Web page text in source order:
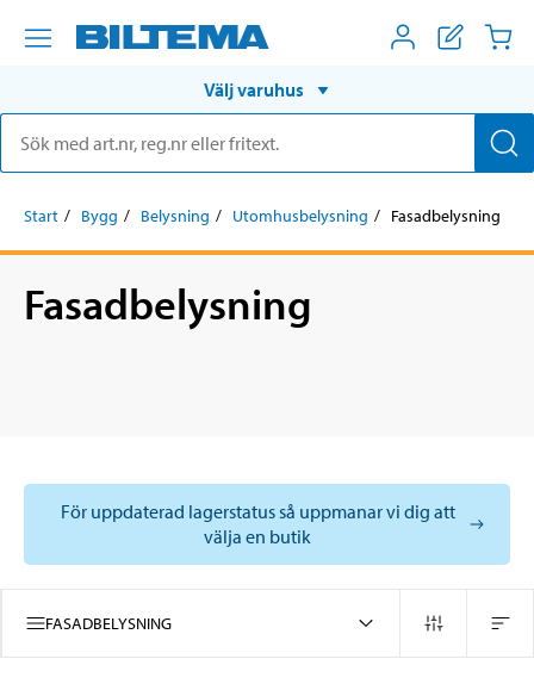
Välj varuhus
Start Bygg Belysning Utomhusbelysning Fasadbelysning
Fasadbelysning
För uppdaterad lagerstatus så uppmanar vi dig att
välja en butik
FASADBELYSNING